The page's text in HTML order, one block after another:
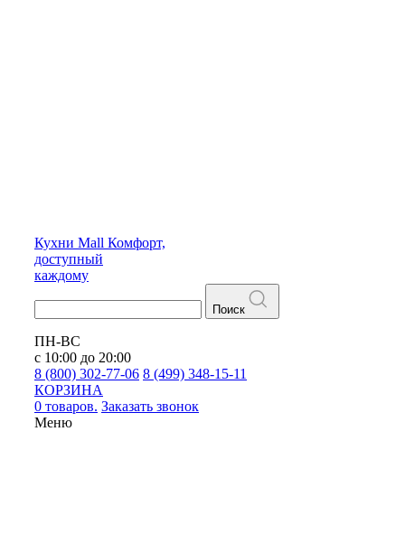
Кухни Mall Комфорт,
доступный
каждому
Поиск
ПН-ВС
с 10:00 до 20:00
8 (800) 302-77-06 8 (499) 348-15-11
КОРЗИНА
0 товаров. Заказать звонок
Меню